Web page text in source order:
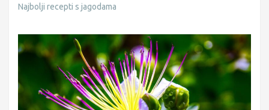
Najbolji recepti s jagodama